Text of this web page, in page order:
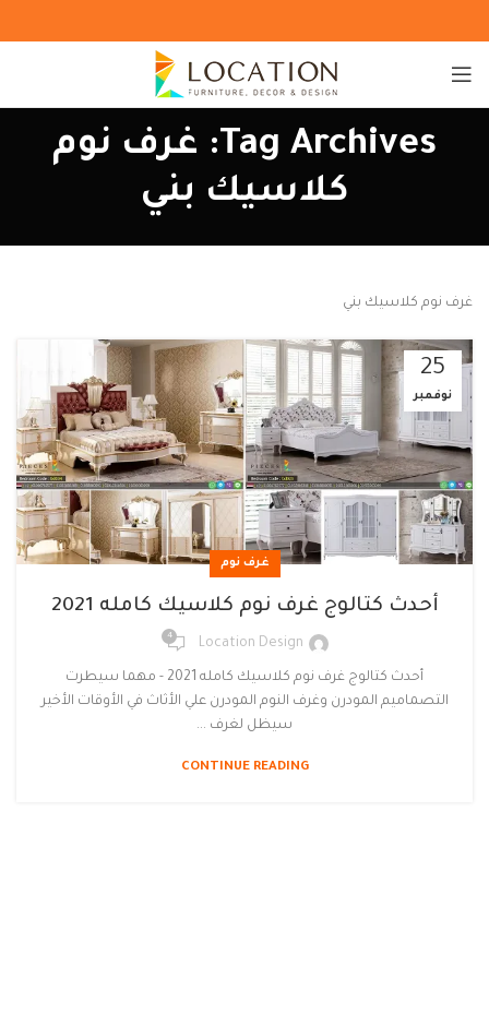
Tag Archives: غرف نوم
كلاسيك بني
غرف نوم كلاسيك بني
25
نوفمبر
غرف نوم
أحدث كتالوج غرف نوم كلاسيك كامله 2021
Location Design
4
أحدث كتالوج غرف نوم كلاسيك كامله 2021 - مهما سيطرت
التصماميم المودرن وغرف النوم المودرن علي الأثاث في الأوقات الأخير
سيظل لغرف ...
CONTINUE READING